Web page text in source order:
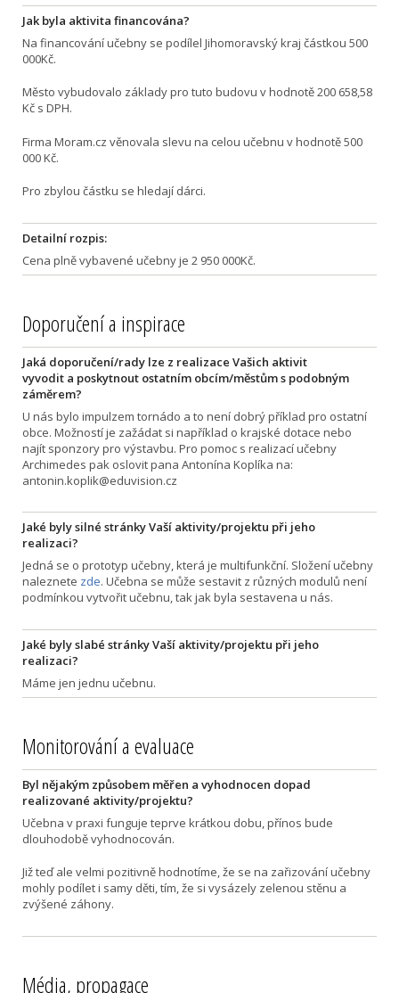
Jak byla aktivita financována?
Na financování učebny se podílel Jihomoravský kraj částkou 500
000Kč.
Město vybudovalo základy pro tuto budovu v hodnotě 200 658,58
Kč s DPH.
Firma Moram.cz věnovala slevu na celou učebnu v hodnotě 500
000 Kč.
Pro zbylou částku se hledají dárci.
Detailní rozpis:
Cena plně vybavené učebny je 2 950 000Kč.
Doporučení a inspirace
Jaká doporučení/rady lze z realizace Vašich aktivit
vyvodit a poskytnout ostatním obcím/městům s podobným
záměrem?
U nás bylo impulzem tornádo a to není dobrý příklad pro ostatní
obce. Možností je zažádat si například o krajské dotace nebo
najít sponzory pro výstavbu. Pro pomoc s realizací učebny
Archimedes pak oslovit pana Antonína Koplíka na:
antonin.koplik@eduvision.cz
Jaké byly silné stránky Vaší aktivity/projektu při jeho
realizaci?
Jedná se o prototyp učebny, která je multifunkční. Složení učebny
naleznete zde. Učebna se může sestavit z různých modulů není
podmínkou vytvořit učebnu, tak jak byla sestavena u nás.
Jaké byly slabé stránky Vaší aktivity/projektu při jeho
realizaci?
Máme jen jednu učebnu.
Monitorování a evaluace
Byl nějakým způsobem měřen a vyhodnocen dopad
realizované aktivity/projektu?
Učebna v praxi funguje teprve krátkou dobu, přínos bude
dlouhodobě vyhodnocován.
Již teď ale velmi pozitivně hodnotíme, že se na zařizování učebny
mohly podílet i samy děti, tím, že si vysázely zelenou stěnu a
zvýšené záhony.
Média, propagace